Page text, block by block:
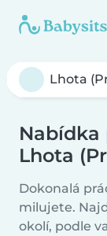
Nabídka
Lhota
Dokonalá
milujete.
okolí, podle